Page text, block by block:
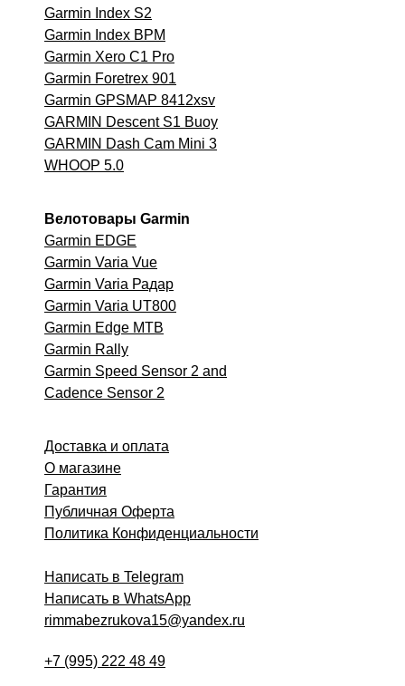
Доставка и оплата
О магазине
Гарантия
Публичная Оферта
Политика Конфиденциальности
Написать в Telegram
Написать в WhatsApp
rimmabezrukova15@yandex.ru
Garmin Index S2
Garmin Index BPM
Garmin Xero C1 Pro
Garmin Foretrex 901
Garmin GPSMAP 8412xsv
GARMIN Descent S1 Buoy
GARMIN Dash Cam Mini 3
WHOOP 5.0
+7 (995) 222 48 49
Велотовары Garmin
Garmin EDGE
Garmin Varia Vue
Garmin Varia Радар
Garmin Varia UT800
Garmin Edge MTB
Garmin Rally
Garmin Speed Sensor 2 and
Cadence Sensor 2